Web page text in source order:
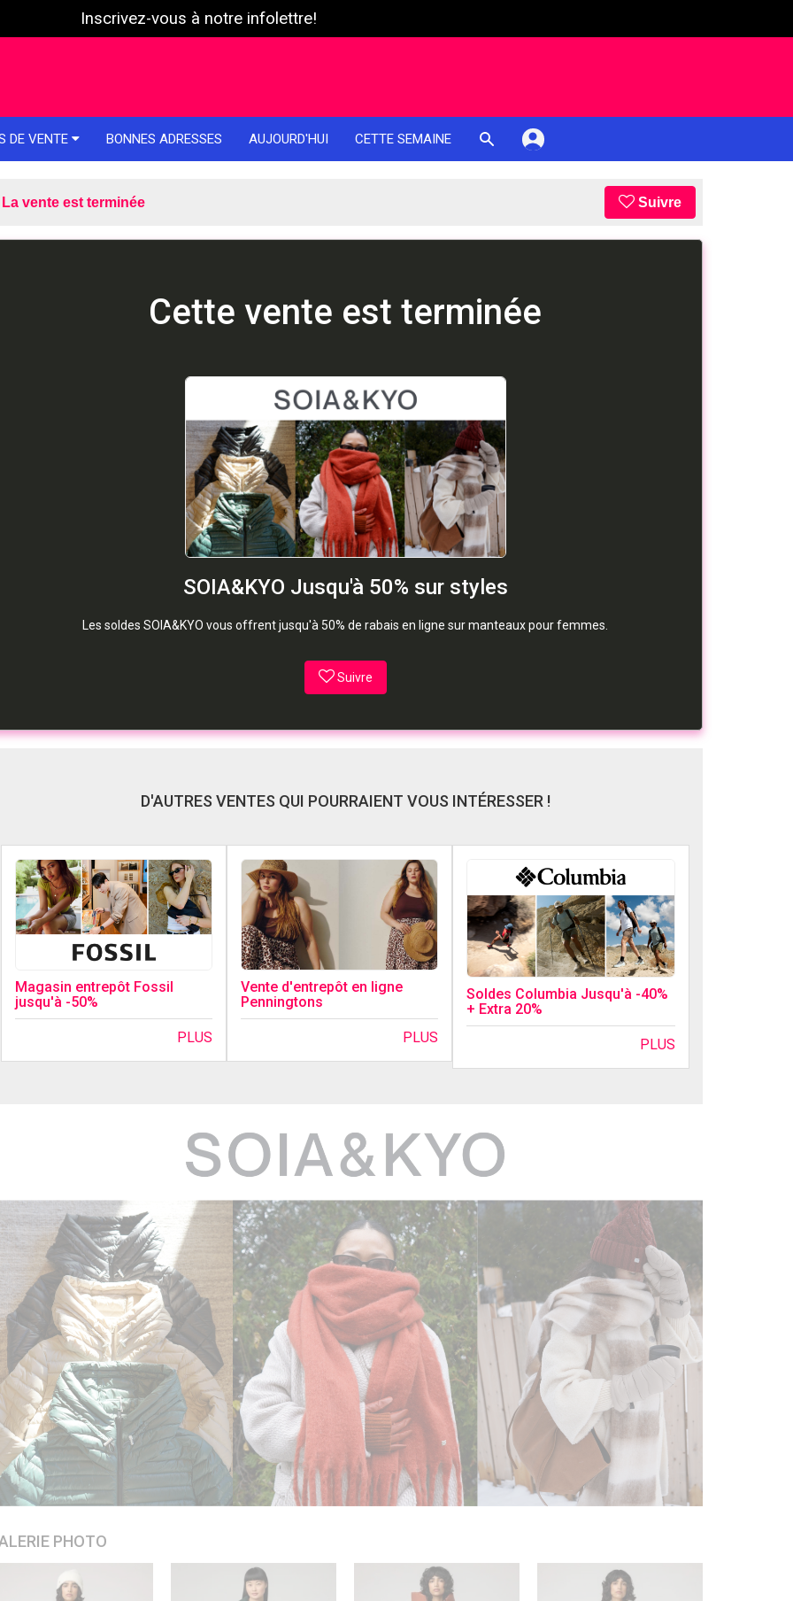
Inscrivez-vous à notre infolettre!
DE VENTE BONNES ADRESSES AUJOURD'HUI CETTE SEMAINE
La vente est terminée Suivre
Cette vente est terminée
SOIA&KYO Jusqu'à 50% sur styles
Les soldes SOIA&KYO vous offrent jusqu'à 50% de rabais en ligne sur manteaux pour femmes.
Suivre
D'AUTRES VENTES QUI POURRAIENT VOUS INTÉRESSER !
Magasin entrepôt Fossil
jusqu'à -50%
PLUS
Vente d'entrepôt en ligne
Penningtons
PLUS
Soldes Columbia Jusqu'à -40%
+ Extra 20%
PLUS
PHOTO